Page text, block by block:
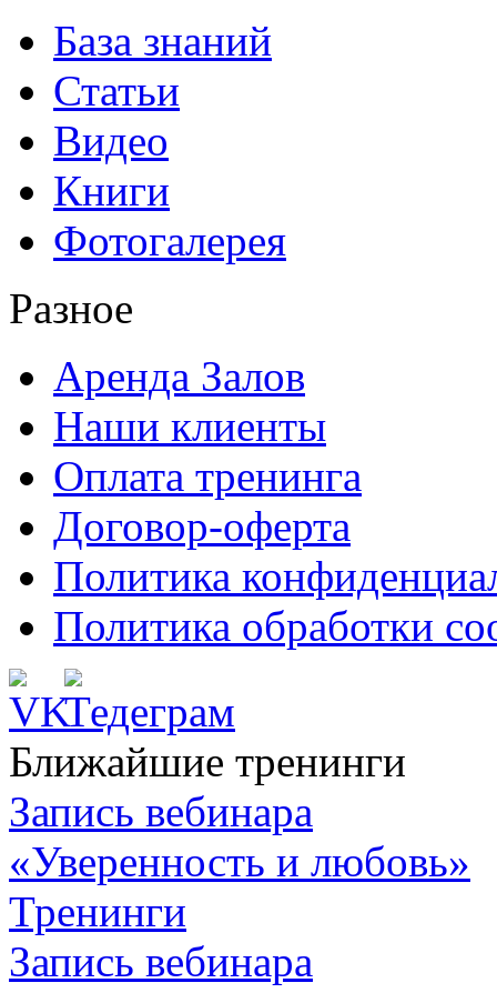
База знаний
Статьи
Видео
Книги
Фотогалерея
Разное
Аренда Залов
Наши клиенты
Оплата тренинга
Договор-оферта
Политика
Политика обработки
Ближайшие тренинги
Запись вебинара
«Уверенность и любовь»
Тренинги
Запись вебинара